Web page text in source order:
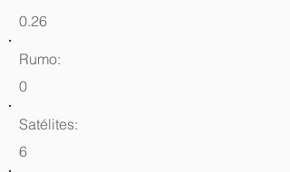
0.26
Rumo:
0
Satélites:
6